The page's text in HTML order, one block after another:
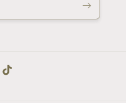
TikTok